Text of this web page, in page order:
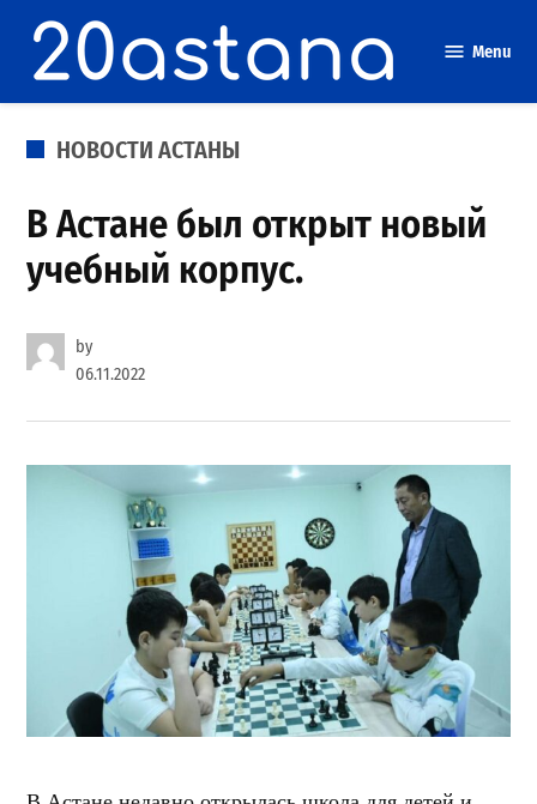
content
Menu
POSTED
НОВОСТИ АСТАНЫ
В Астане был открыт новый
учебный корпус.
by
06.11.2022